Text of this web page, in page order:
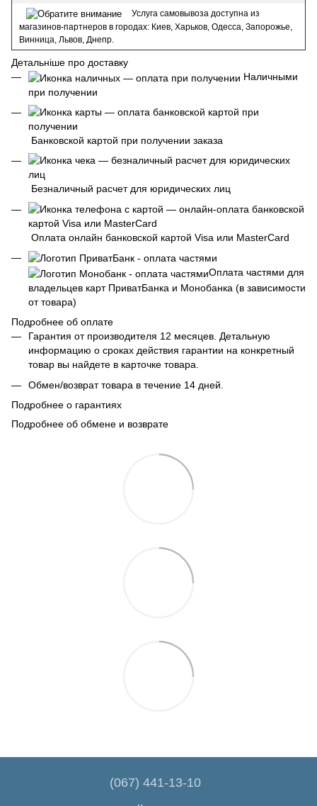
Услуга самовывоза доступна из
магазинов-партнеров в городах: Киев, Харьков, Одесса, Запорожье,
Винница, Львов, Днепр.
Детальніше про доставку
Наличными
при получении
Банковской картой при получении заказа
Безналичный расчет для юридических лиц
Оплата онлайн банковской картой Visa или MasterCard
Оплата частями для
владельцев карт ПриватБанка и Монобанка (в зависимости
от товара)
Подробнее об оплате
Гарантия от производителя 12 месяцев. Детальную
информацию о сроках действия гарантии на конкретный
товар вы найдете в карточке товара.
Обмен/возврат товара в течение 14 дней.
Подробнее о гарантиях
Подробнее об обмене и возврате
(067) 441-13-10